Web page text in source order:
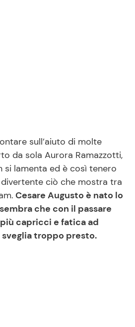
sull’aiuto di molte
da sola Aurora Ramazzotti,
si lamenta ed è così tenero
ciò che mostra tra
Cesare Augusto è nato lo
che con il passare
capricci e fatica ad
troppo presto.